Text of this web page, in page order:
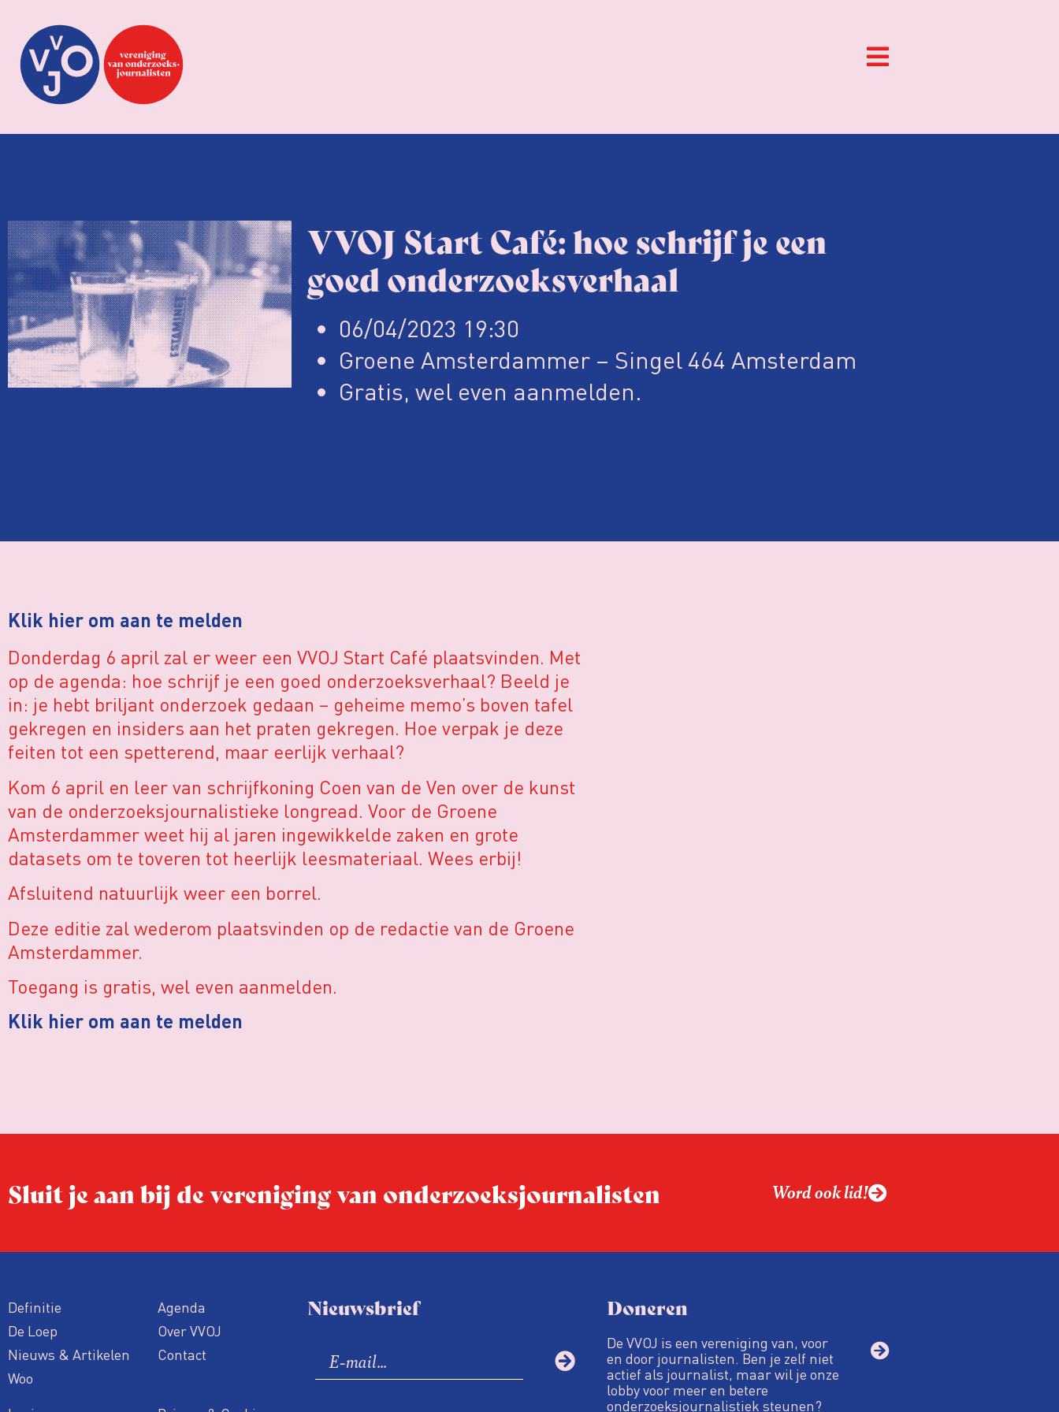
VVOJ Start Café: hoe schrijf je een
goed onderzoeksverhaal
06/04/2023 19:30
Groene Amsterdammer – Singel 464 Amsterdam
Gratis, wel even aanmelden.
Klik hier om aan te melden
Donderdag 6 april zal er weer een VVOJ Start Café plaatsvinden. Met
op de agenda: hoe schrijf je een goed onderzoeksverhaal? Beeld je
in: je hebt briljant onderzoek gedaan – geheime memo’s boven tafel
gekregen en insiders aan het praten gekregen. Hoe verpak je deze
feiten tot een spetterend, maar eerlijk verhaal?
Kom 6 april en leer van schrijfkoning Coen van de Ven over de kunst
van de onderzoeksjournalistieke longread. Voor de Groene
Amsterdammer weet hij al jaren ingewikkelde zaken en grote
datasets om te toveren tot heerlijk leesmateriaal. Wees erbij!
Afsluitend natuurlijk weer een borrel.
Deze editie zal wederom plaatsvinden op de redactie van de Groene
Amsterdammer.
Toegang is gratis, wel even aanmelden.
Klik hier om aan te melden
Sluit je aan bij de vereniging van onderzoeks­journalisten Word ook lid!
Definitie
De Loep
Nieuws & Artikelen
Woo
Agenda
Over VVOJ
Contact
Nieuwsbrief Doneren
De VVOJ is een vereniging van, voor
en door journalisten. Ben je zelf niet
actief als journalist, maar wil je onze
lobby voor meer en betere
onderzoeksjournalistiek steunen?